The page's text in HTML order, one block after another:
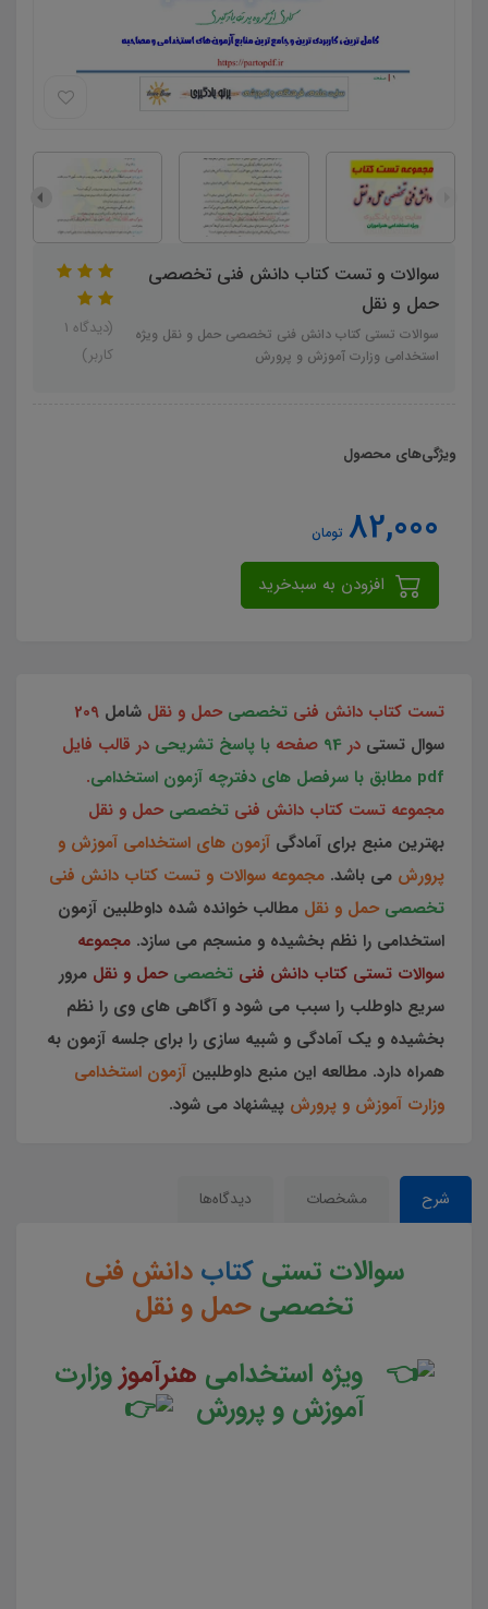
سوالات و تست کتاب دانش فنی تخصصی
حمل و نقل
سوالات تستی کتاب دانش فنی تخصصی حمل و نقل ویژه
استخدامی وزارت آموزش و پرورش
(دیدگاه 1
کاربر)
ویژگی‌های محصول
82,000 تومان
تست کتاب دانش فنی تخصصی حمل و نقل شامل 209
سوال تستی در 94 صفحه با پاسخ تشریحی در قالب فایل
pdf مطابق با سرفصل های دفترچه آزمون استخدامی
.
مجموعه تست کتاب دانش فنی تخصصی حمل و نقل
بهترین منبع برای آمادگی آزمون های استخدامی آموزش و
پرورش می باشد. مجموعه سوالات و تست کتاب دانش فنی
تخصصی حمل و نقل مطالب خوانده شده داوطلبین آزمون
استخدامی را نظم بخشیده و منسجم می سازد. مجموعه
سوالات تستی کتاب دانش فنی تخصصی حمل و نقل مرور
سریع داوطلب را سبب می شود و آگاهی های وی را نظم
بخشیده و یک آمادگی و شبیه سازی را برای جلسه آزمون به
همراه دارد. مطالعه این منبع داوطلبین آزمون استخدامی
وزارت آموزش و پرورش پیشنهاد می شود.
شرح مشخصات دیدگاه‌ها
سوالات تستی کتابدانش فنی
تخصصی حمل و نقل
ویژه استخدامی هنرآموزوزارت
آموزش و پرورش